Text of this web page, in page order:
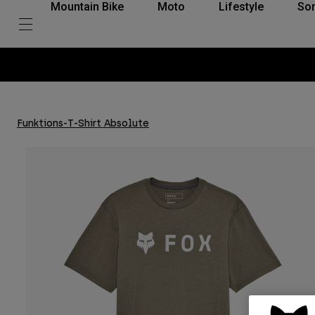
Mountain Bike Moto Lifestyle
Funktions-T-Shirt Absolute